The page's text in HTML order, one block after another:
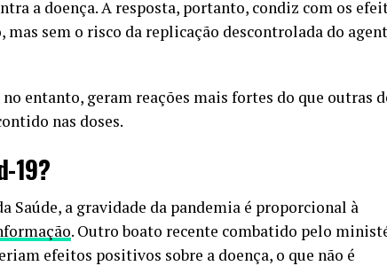
a doença. A resposta, portanto, condiz com os
sem o risco da replicação descontrolada do
entanto, geram reações mais fortes do que outras
nas doses.
19?
Saúde, a gravidade da pandemia é proporcional à
. Outro boato recente combatido pelo
efeitos positivos sobre a doença, o que não é